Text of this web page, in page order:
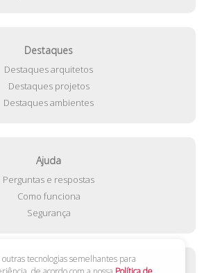
Destaques
Destaques arquitetos
Destaques projetos
Destaques ambientes
Ajuda
Perguntas e respostas
Como funciona
Segurança
tecnologias semelhantes para